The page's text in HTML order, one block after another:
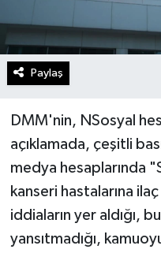
Paylaş
DMM'nin, NSosyal
açıklamada, çeşitli
medya hesaplarında
kanseri hastalarına
iddiaların yer aldığı,
yansıtmadığı,